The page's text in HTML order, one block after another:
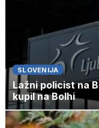
SLOVENIJA
Lažni policist na
kupil na Bolhi